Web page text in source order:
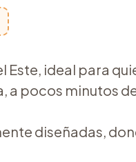
Este, ideal para
pocos minutos
diseñadas,